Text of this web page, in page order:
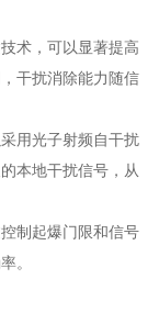
术，可以显著提高
干扰消除能力随信
用光子射频自干扰
本地干扰信号，从
制起爆门限和信号
。